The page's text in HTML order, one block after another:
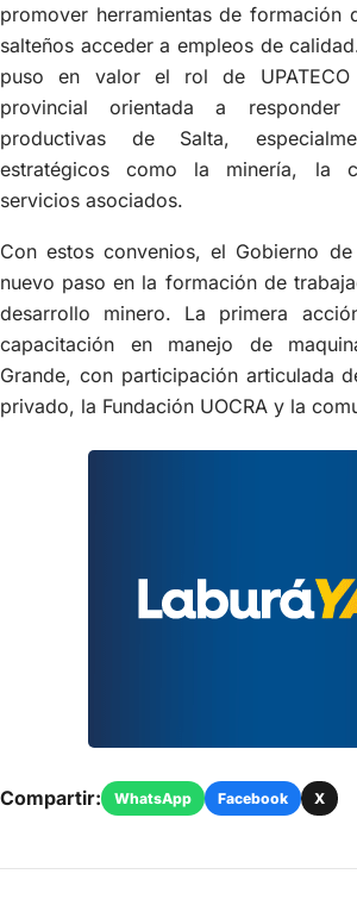
promover herramientas de formación
salteños acceder a empleos de
puso en valor el rol de UPATECO
provincial orientada a
productivas de Salta,
estratégicos como la minería, la
servicios asociados.
Con estos convenios, el Gobierno
nuevo paso en la formación de
desarrollo minero. La primera
capacitación en manejo de
Grande, con participación articulada
privado, la Fundación UOCRA y la
Compartir: WhatsApp Facebook X